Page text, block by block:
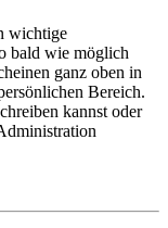
wichtige
bald wie möglich
ganz oben in
Bereich.
kannst oder